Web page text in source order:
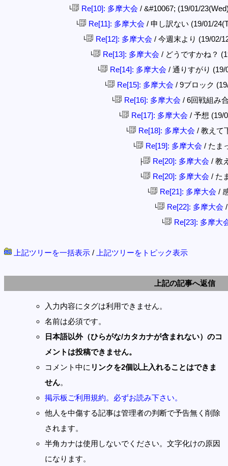
└ Re[10]: 多摩大会 / &#10067; (19/01/
└ Re[11]: 多摩大会 / 申し訳ない (19/01/
└ Re[12]: 多摩大会 / 今週末より (19/02/
└ Re[13]: 多摩大会 / どうですかね？
└ Re[14]: 多摩大会 / 通りすがり
└ Re[15]: 多摩大会 / 9ブロック
└ Re[16]: 多摩大会 / 6回戦組み
└ Re[17]: 多摩大会 / 予想 (19/
└ Re[18]: 多摩大会 / 教えて
└ Re[19]: 多摩大会 / たま
├ Re[20]: 多摩大会 / 教
└ Re[20]: 多摩大会 / た
└ Re[21]: 多摩大会 /
└ Re[22]: 多摩大会
└ Re[23]: 多摩大
上記ツリーを一括表示 / 上記ツリーをトピック表示
上記の記事へ返信
入力内容にタグは利用できません。
名前は必須です。
日本語以外（ひらがな/カタカナが含まれない）のコ
メントは投稿できません。
コメント中に リンクを2個以上入れることはできま
せん。
掲示板ご利用規約。必ずお読み下さい。
他人を中傷する記事は管理者の判断で予告無く削除
されます。
半角カナは使用しないでください。文字化けの原因
になります。